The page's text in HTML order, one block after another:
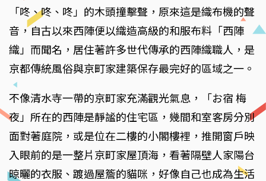
「咚、咚、咚」的木頭撞擊聲，原來這是織布機的聲
音，自古以來西陣便以織造高級的和服布料「西陣
織」而聞名，居住著許多世代傳承的西陣織職人，是
京都傳統風俗與京町家建築保存最完好的區域之一。
不像清水寺一帶的京町家充滿觀光氣息，「お宿 梅
夜」所在的西陣是靜謐的住宅區，幾間和室客房分別
面對著庭院，或是位在二樓的小閣樓裡，推開窗戶映
入眼前的是一整片京町家屋頂海，看著隔壁人家陽台
晾曬的衣服、踱過屋簷的貓咪，好像自己也成為生活